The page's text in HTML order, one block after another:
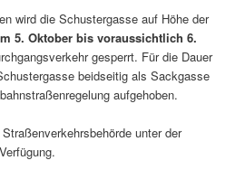
wird die Schustergasse auf Höhe der
5. Oktober bis voraussichtlich 6.
gesperrt. Für die Dauer
beidseitig als Sackgasse
aufgehoben.
unter der